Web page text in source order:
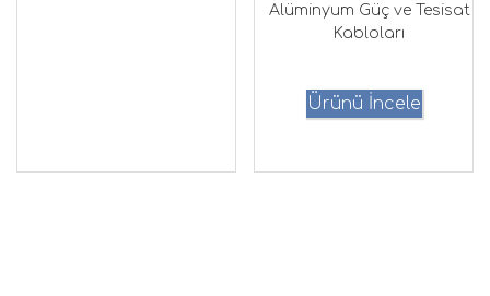
Alüminyum Güç ve Tesisat
Kabloları
Ürünü İncele